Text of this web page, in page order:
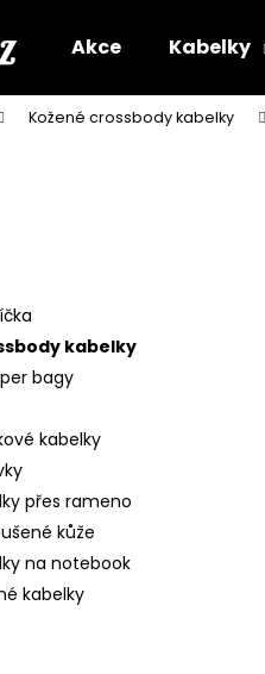
Akce Kabelky
Kožené crossbody kabelky
kabelky
bagy
kabelky
přes rameno
kůže
na notebook
kabelky